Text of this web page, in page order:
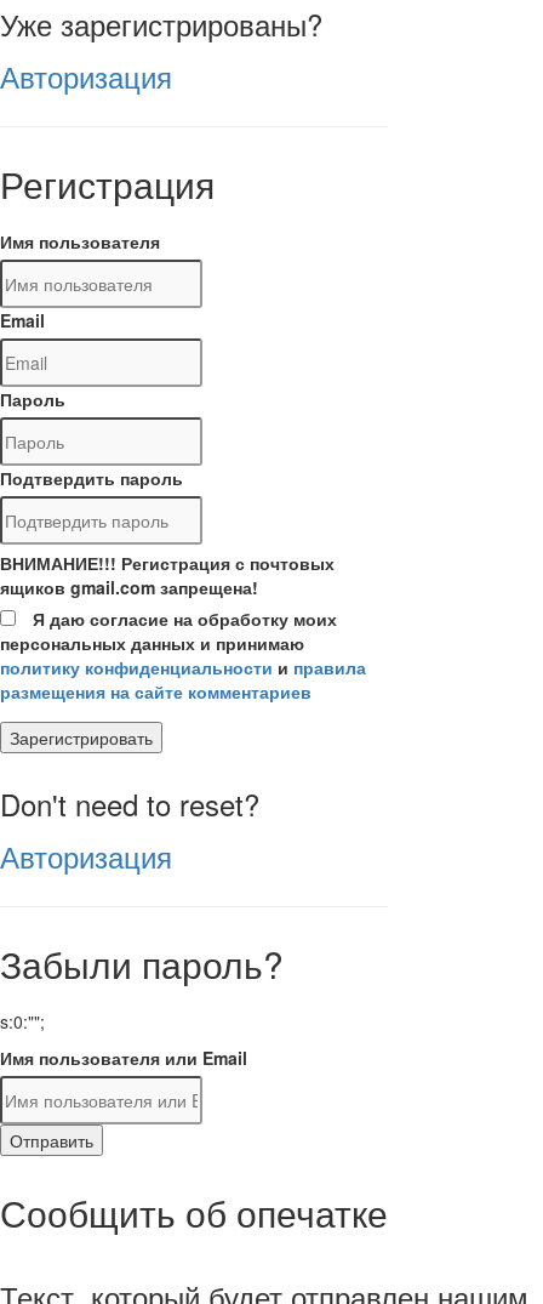
Уже зарегистрированы?
Авторизация
Регистрация
Имя пользователя
Email
Пароль
Подтвердить пароль
ВНИМАНИЕ!!! Регистрация с почтовых
ящиков gmail.com запрещена!
Я даю согласие на обработку моих
персональных данных и принимаю
политику конфиденциальности и правила
размещения на сайте комментариев
Зарегистрировать
Don't need to reset?
Авторизация
Забыли пароль?
s:0:"";
Имя пользователя или Email
Отправить
Сообщить об опечатке